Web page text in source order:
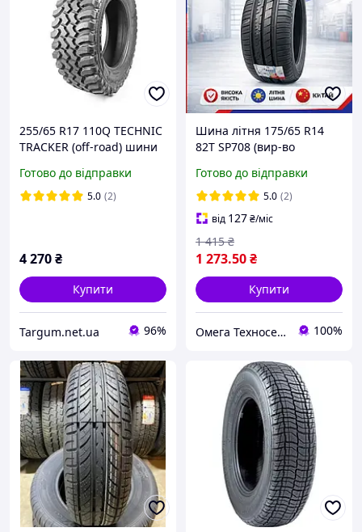
255/65 R17 110Q TECHNIC
TRACKER (off-road) шини
Готово до відправки
5.0 (2)
4 270₴
Купити
Targum.net.ua 96%
Шина літня 175/65 R14
82Т SP708 (вир-во
Готово до відправки
5.0 (2)
від 127₴/міс
1 273.50₴
1 415 ₴
Купити
Омега Техносервис 100%